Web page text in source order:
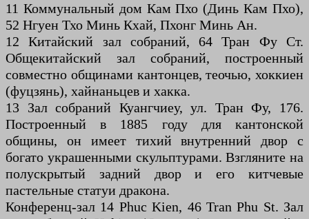
11 Коммунальный дом Кам Пхо (Динь Кам Пхо),
52 Нгуен Тхо Минь Кхай, Пхонг Минь Ан.
12 Китайский зал собраний, 64 Тран Фу Ст.
Общекитайский зал собраний, построенный
совместно общинами кантонцев, теочью, хоккиен
(фуцзянь), хайнаньцев и хакка.
13 Зал собраний Куангчиеу, ул. Тран Фу, 176.
Построенный в 1885 году для кантонской
общины, он имеет тихий внутренний двор с
богато украшенными скульптурами. Взгляните на
полускрытый задний двор и его китчевые
пастельные статуи дракона.
Конференц-зал 14 Phuc Kien, 46 Tran Phu St. Зал